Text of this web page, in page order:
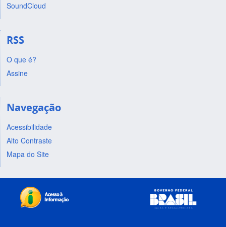
SoundCloud
RSS
O que é?
Assine
Navegação
Acessibilidade
Alto Contraste
Mapa do Site